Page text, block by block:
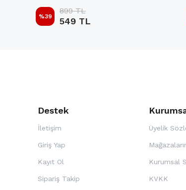
%39
899 TL
549 TL
Destek
İletişim
Giriş Yap
Kayıt Ol
Sipariş Takip
Üyelik
Kurumsal
KVKK